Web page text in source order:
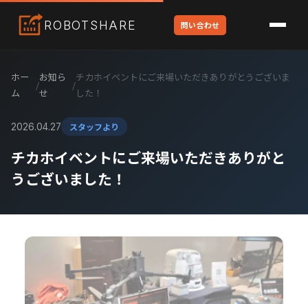
ROBOTSHARE 問い合わせ
ホー
ム
/
お知ら
せ
/
チカホイベントにご来場いただきありがとうございま
した！
2026.04.27 スタッフより
チカホイベントにご来場いただきありがと
うございました！